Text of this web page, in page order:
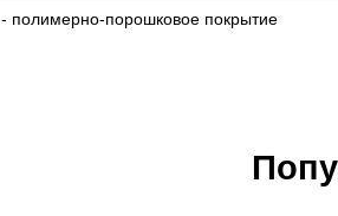
полимерно-порошковое покрытие